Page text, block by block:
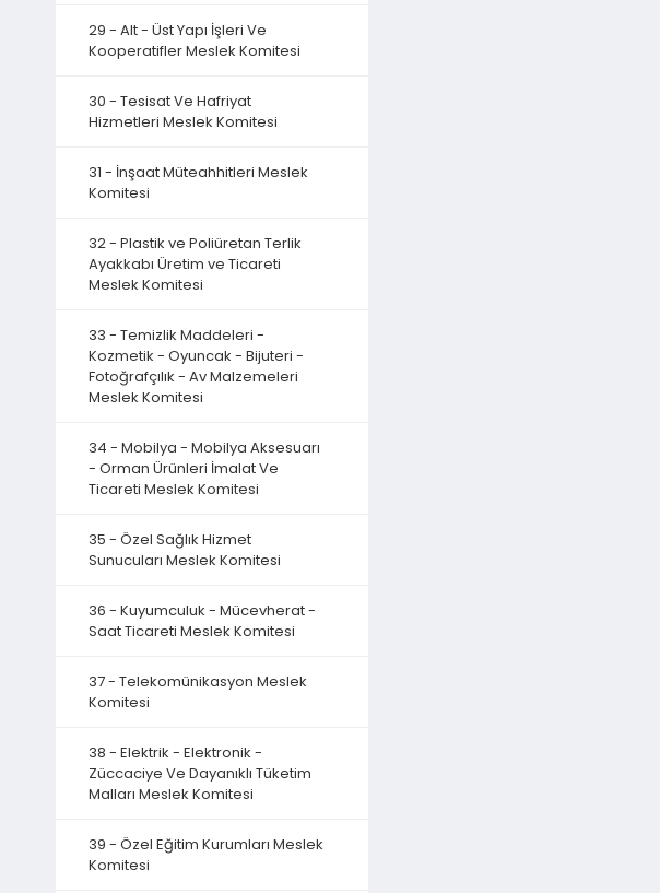
29 - Alt - Üst Yapı İşleri Ve
Kooperatifler Meslek Komitesi
30 - Tesisat Ve Hafriyat
Hizmetleri Meslek Komitesi
31 - İnşaat Müteahhitleri Meslek
Komitesi
32 - Plastik ve Poliüretan Terlik
Ayakkabı Üretim ve Ticareti
Meslek Komitesi
33 - Temizlik Maddeleri -
Kozmetik - Oyuncak - Bijuteri -
Fotoğrafçılık - Av Malzemeleri
Meslek Komitesi
34 - Mobilya - Mobilya Aksesuarı
- Orman Ürünleri İmalat Ve
Ticareti Meslek Komitesi
35 - Özel Sağlık Hizmet
Sunucuları Meslek Komitesi
36 - Kuyumculuk - Mücevherat -
Saat Ticareti Meslek Komitesi
37 - Telekomünikasyon Meslek
Komitesi
38 - Elektrik - Elektronik -
Züccaciye Ve Dayanıklı Tüketim
Malları Meslek Komitesi
39 - Özel Eğitim Kurumları Meslek
Komitesi